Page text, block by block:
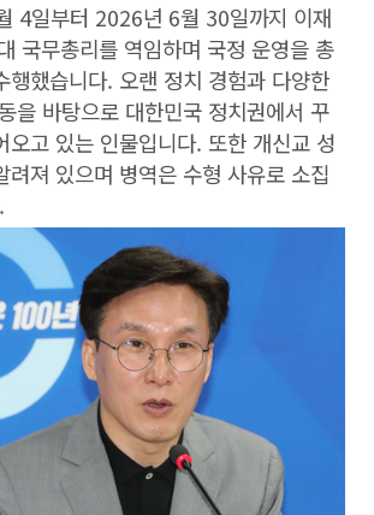
4일부터 2026년 6월 30일까지 이재
국무총리를 역임하며 국정 운영을 총
행했습니다. 오랜 정치 경험과 다양한
을 바탕으로 대한민국 정치권에서 꾸
오고 있는 인물입니다. 또한 개신교 성
려져 있으며 병역은 수형 사유로 소집